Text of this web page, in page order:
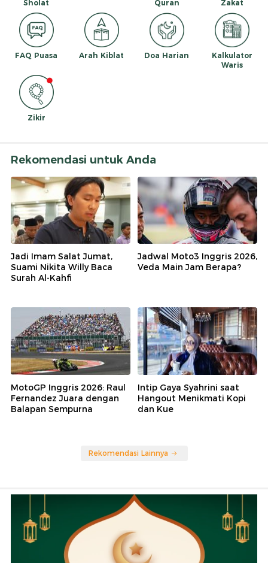
Sholat Quran Zakat
FAQ Puasa Arah Kiblat Doa Harian
Kalkulator
Waris
Zikir
Rekomendasi untuk Anda
Jadi Imam Salat Jumat,
Suami Nikita Willy Baca
Surah Al-Kahfi
Jadwal Moto3 Inggris 2026,
Veda Main Jam Berapa?
MotoGP Inggris 2026: Raul
Fernandez Juara dengan
Balapan Sempurna
Intip Gaya Syahrini saat
Hangout Menikmati Kopi
dan Kue
Rekomendasi Lainnya